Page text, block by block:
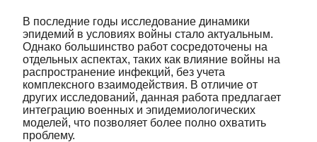
В последние годы исследование динамики
эпидемий в условиях войны стало актуальным.
Однако большинство работ сосредоточены на
отдельных аспектах, таких как влияние войны на
распространение инфекций, без учета
комплексного взаимодействия. В отличие от
других исследований, данная работа предлагает
интеграцию военных и эпидемиологических
моделей, что позволяет более полно охватить
проблему.